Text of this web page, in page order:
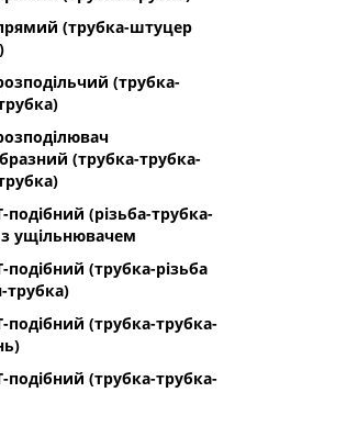
(трубка-штуцер
(трубка-
(трубка-трубка-
подібний (різьба-трубка-
ущільнювачем
подібний (трубка-різьба
трубка)
подібний (трубка-трубка-
подібний (трубка-трубка-